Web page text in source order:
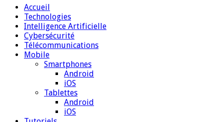
Accueil
Technologies
Intelligence Artificielle
Cybersécurité
Télécommunications
Mobile
Smartphones
Android
iOS
Tablettes
Android
iOS